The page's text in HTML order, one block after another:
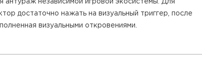
антураж независимой игровой экосистемы. Для
достаточно нажать на визуальный триггер, после
визуальными откровениями.